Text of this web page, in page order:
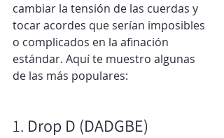
cambiar la tensión de las cuerdas y
tocar acordes que serían imposibles
o complicados en la afinación
estándar. Aquí te muestro algunas
de las más populares:
1. Drop D (DADGBE)